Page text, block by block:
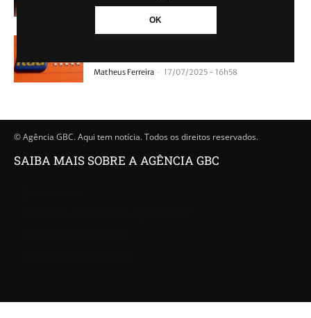
OK
Guilherme Galhardo - 06/10/2025 - 16h24
Matheus Ferreira - 17/07/2025 - 16h58
© Agência GBC. Aqui tem notícia. Todos os direitos reservados.
SAIBA MAIS SOBRE A AGÊNCIA GBC